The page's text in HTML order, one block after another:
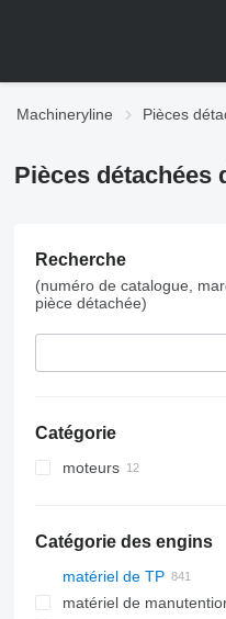
Machineryline Pièces
Pièces détachées
Recherche
(numéro de catalogue,
pièce détachée)
Catégorie
moteurs
Catégorie des engins
matériel de TP
excavateurs
matériel de